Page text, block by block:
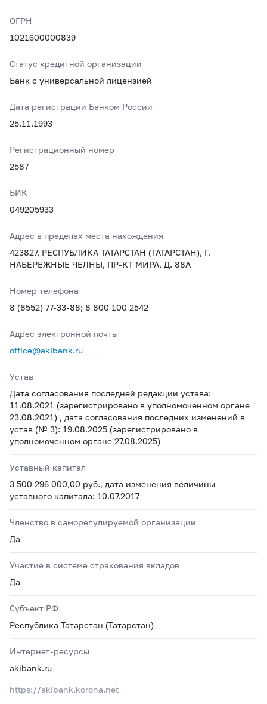
ОГРН
1021600000839
Статус кредитной организации
Банк с универсальной лицензией
Дата регистрации Банком России
25.11.1993
Регистрационный номер
2587
БИК
049205933
Адрес в пределах места нахождения
423827, РЕСПУБЛИКА ТАТАРСТАН (ТАТАРСТАН), Г.
НАБЕРЕЖНЫЕ ЧЕЛНЫ, ПР-КТ МИРА, Д. 88А
Номер телефона
8 (8552) 77-33-88; 8 800 100 2542
Адрес электронной почты
office@akibank.ru
Устав
Дата согласования последней редакции устава:
11.08.2021 (зарегистрировано в уполномоченном органе
23.08.2021) , дата согласования последних изменений в
устав (№ 3): 19.08.2025 (зарегистрировано в
уполномоченном органе 27.08.2025)
Уставный капитал
3 500 296 000,00 руб., дата изменения величины
уставного капитала: 10.07.2017
Членство в саморегулируемой организации
Да
Участие в системе страхования вкладов
Да
Субъект РФ
Республика Татарстан (Татарстан)
Интернет-ресурсы
akibank.ru
https://akibank.korona.net